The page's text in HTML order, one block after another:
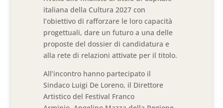
italiana della Cultura 2027 con
l’obiettivo di rafforzare le loro capacità
progettuali, dare un futuro a una delle
proposte del dossier di candidatura e
alla rete di relazioni attivate per il titolo.
All’incontro hanno partecipato il
Sindaco Luigi De Loreno, il Direttore
Artistico del Festival Franco